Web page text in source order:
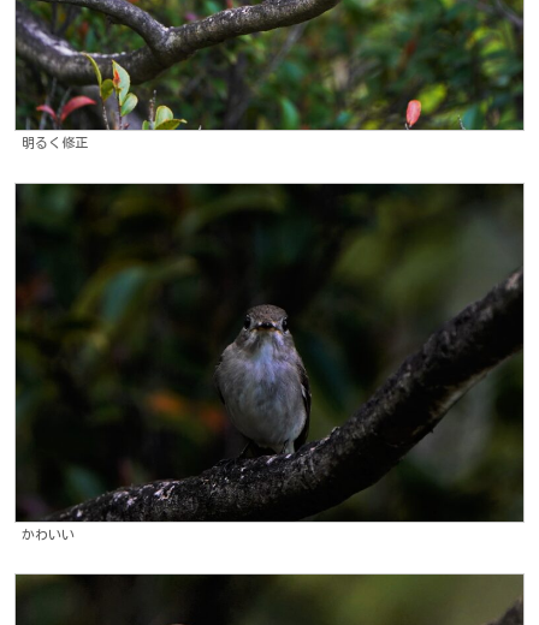
明るく修正
かわいい